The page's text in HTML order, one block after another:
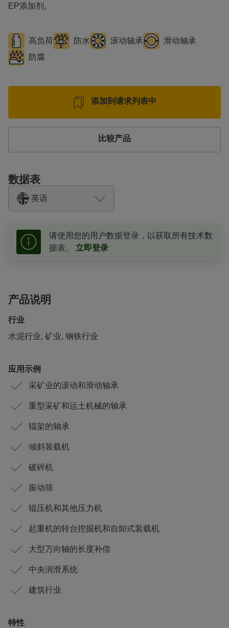
EP添加剂。
高负荷 防水 滚动轴承
滑动轴承
防腐
添加到请求列表中
比较产品
数据表
英语
请使用您的用户数据登录，以获取所有技术数
据表。 立即登录
产品说明
行业
水泥行业, 矿业, 钢铁行业
应用示例
采矿业的滚动和滑动轴承
重型采矿和运土机械的轴承
辊架的轴承
倾斜装载机
破碎机
振动筛
辊压机和其他压力机
起重机的转台挖掘机和自卸式装载机
大型万向轴的长度补偿
中央润滑系统
建筑行业
特性